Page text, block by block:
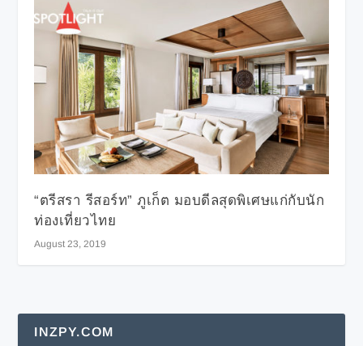
“ตรีสรา รีสอร์ท” ภูเก็ต มอบดีลสุดพิเศษแก่กับนัก
ท่องเที่ยวไทย
August 23, 2019
INZPY.COM